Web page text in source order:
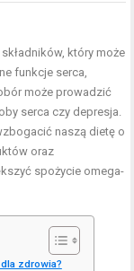
który może
funkcje serca,
może prowadzić
serca czy depresja.
naszą dietę o
oraz
spożycie omega-
zdrowia?